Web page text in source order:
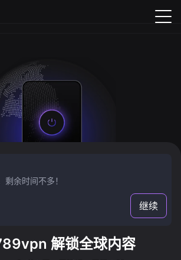
余时间不多！
继续
解锁全球内容